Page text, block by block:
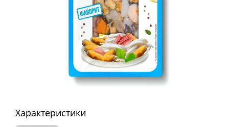
Характеристики